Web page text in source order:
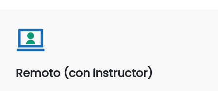
Remoto (con instructor)